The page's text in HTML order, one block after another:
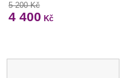
5 200 Kč
4 400 Kč